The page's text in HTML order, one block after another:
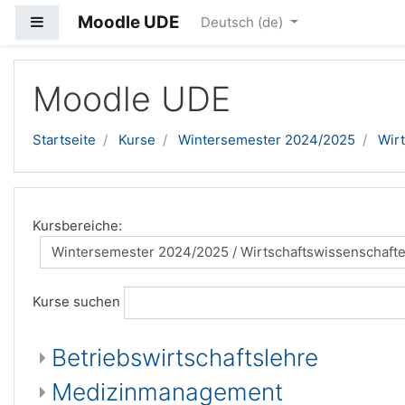
Website-Übersicht
Moodle UDE Deutsch ‎(de)‎
Moodle UDE
Startseite Kurse Wintersemester 2024/2025
Kursbereiche:
Kurse suchen
Betriebswirtschaftslehre
Medizinmanagement